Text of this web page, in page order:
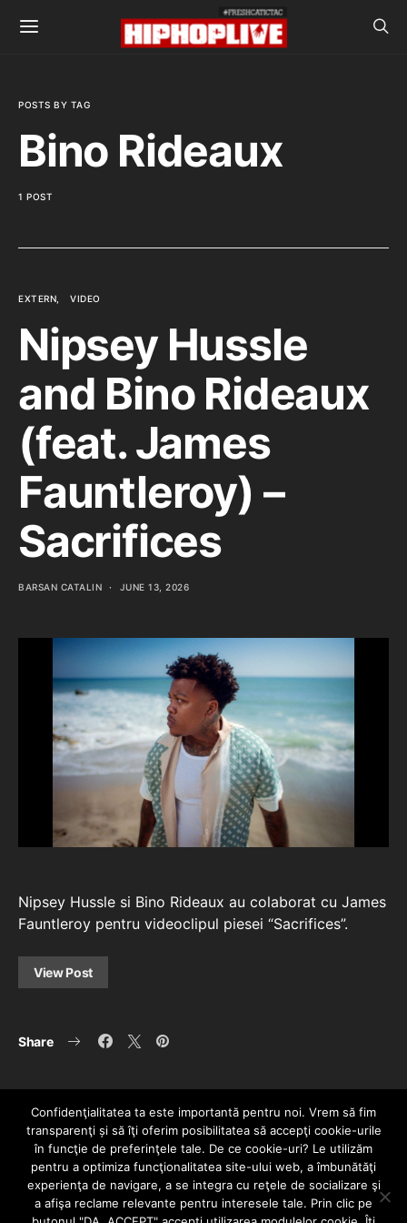
POSTS BY TAG
Bino Rideaux
1 POST
EXTERN VIDEO
Nipsey Hussle
and Bino Rideaux
(feat. James
Fauntleroy) –
Sacrifices
BARSAN CATALIN JUNE 13, 2026
Nipsey Hussle si Bino Rideaux au colaborat cu James
Fauntleroy pentru videoclipul piesei “Sacrifices”.
View Post
Share
HOME CONTACT POLITICĂ DE CONFIDENȚIALITATE
Confidenţialitatea ta este importantă pentru noi. Vrem să fim
transparenţi și să îţi oferim posibilitatea să accepţi cookie-urile
în funcţie de preferinţele tale. De ce cookie-uri? Le utilizăm
pentru a optimiza funcţionalitatea site-ului web, a îmbunătăţi
experienţa de navigare, a se integra cu reţele de socializare şi
a afişa reclame relevante pentru interesele tale. Prin clic pe